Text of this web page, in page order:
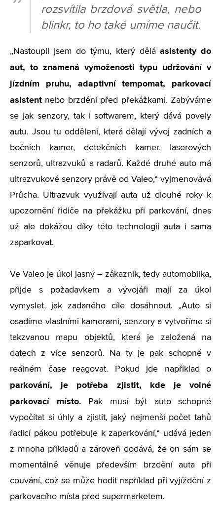
rozsvítila brzdová světla, nebo
blinkr, to ho také umíme naučit.
„Nastoupil jsem do týmu, který děláasistenty do
aut, to znamená vymoženosti typu udržování v
jízdním pruhu, adaptivní tempomat, parkovací
asistent nebo brzdění před překážkami. Zabýváme
se jak senzory, tak i softwarem, který dává povely
autu. Jsou tu oddělení, která dělají vývoj zadních a
bočních kamer, detekčních kamer, laserových
senzorů, ultrazvuků a radarů. Každé druhé auto má
ultrazvukové senzory právě od Valeo,“ vyjmenovává
Průcha. Ultrazvuk využívají auta už dlouhé roky k
upozornění řidiče na překážku při parkování, dnes
už ale dokážou díky této technologii auta i sama
zaparkovat.
Ve Valeo je úkol jasný – zákazník, tedy automobilka,
přijde s požadavkem a vývojáři mají za úkol
vymyslet, jak zadaného cíle dosáhnout. „Auto si
osadíme vlastními kamerami, senzory a vytvoříme si
takzvanou mapu objektů, která je založená na
datech z více senzorů. Na ty je pak schopné v
reálném čase reagovat. Pokud jde například o
parkování, je potřeba zjistit, kde je volné
parkovací místo. Pak musí být auto schopné
vypočítat si úhly a zjistit, jaký nejmenší počet tahů
řadicí pákou potřebuje k zaparkování,“ udává jeden
z mnoha příkladů a zároveň dodává, že on sám se
momentálně věnuje především brzdění auta při
couvání, což se může hodit například při vyjíždění z
parkovacího místa před supermarketem.